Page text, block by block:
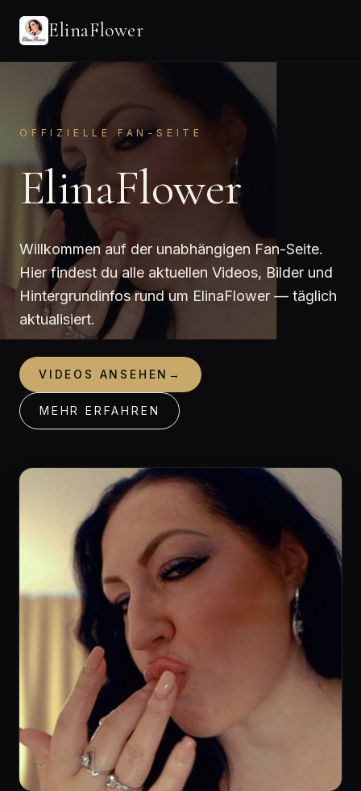
ElinaFlower
OFFIZIELLE FAN-SEITE
ElinaFlower
Willkommen auf der unabhängigen Fan-Seite.
Hier findest du alle aktuellen Videos, Bilder und
Hintergrundinfos rund um ElinaFlower — täglich
aktualisiert.
VIDEOS ANSEHEN →
MEHR ERFAHREN